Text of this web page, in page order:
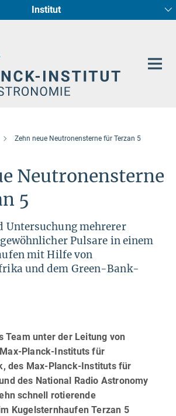
Institut
Fundamentalphysik
und Galaxienentwicklung
Zehn neue Neutronensterne für Terzan 5
Neutronensterne
5
Untersuchung mehrerer
Pulsare in einem
mit Hilfe von
und dem Green-Bank-
Team unter der Leitung von
Planck-Instituts für
des Max-Planck-Instituts für
des National Radio Astronomy
schnell rotierende
Kugelsternhaufen Terzan 5